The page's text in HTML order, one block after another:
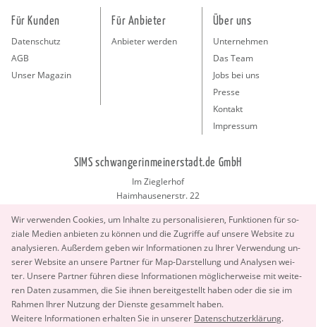
Wir ver­wen­den Coo­kies, um In­hal­te zu per­so­na­li­sie­ren, Funk­tio­nen für so­
zia­le Me­di­en an­bie­ten zu kön­nen und die Zu­grif­fe auf un­se­re Web­site zu
ana­ly­sie­ren. Au­ßer­dem geben wir In­for­ma­tio­nen zu Ihrer Ver­wen­dung un­
se­rer Web­site an un­se­re Part­ner für Map-Dar­stel­lung und Ana­ly­sen wei­
ter. Un­se­re Part­ner füh­ren diese In­for­ma­tio­nen mög­li­cher­wei­se mit wei­te­
ren Daten zu­sam­men, die Sie ihnen be­reit­ge­stellt haben oder die sie im
Rah­men Ihrer Nut­zung der Diens­te ge­sam­melt haben.
Wei­te­re In­for­ma­tio­nen er­hal­ten Sie in un­se­rer Da­ten­schut­z­er­klä­rung.
Für Kunden
Datenschutz
AGB
Unser Magazin
Für Anbieter
Anbieter werden
Über uns
Unternehmen
Das Team
Jobs bei uns
Presse
Kontakt
Impressum
SIMS schwangerinmeinerstadt.de GmbH
Im Zieglerhof
Haimhausenerstr. 22
info@schwangerinmeinerstadt.de
Copyright 2026 © SIMS schwangerinmeinerstadt.de GmbH.